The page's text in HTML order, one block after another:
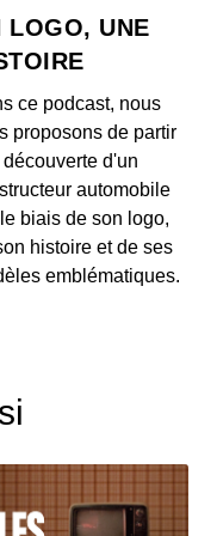
sur la perte de
vin rouge et
de Cannes
de poids :** Découvrez
soir ne fait pas forcéme...
sanitaire,
beauté pour les
sur les merguez
Longévité et
LOGO, UNE
ce podcast, nous
proposons de partir
d'un
automobile
biais de son logo,
histoire et de ses
emblématiques.